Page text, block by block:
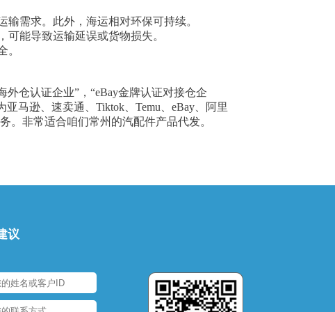
需求。此外，海运相对环保可持续。
能导致运输延误或货物损失。
。
仓认证企业”，“eBay金牌认证对接仓企
马逊、速卖通、Tiktok、Temu、eBay、阿里
。非常适合咱们常州的汽配件产品代发。
议